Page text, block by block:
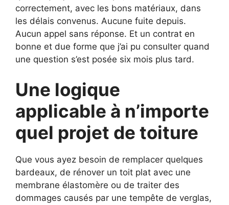
correctement, avec les bons matériaux, dans
les délais convenus. Aucune fuite depuis.
Aucun appel sans réponse. Et un contrat en
bonne et due forme que j’ai pu consulter quand
une question s’est posée six mois plus tard.
Une logique
applicable à n’importe
quel projet de toiture
Que vous ayez besoin de remplacer quelques
bardeaux, de rénover un toit plat avec une
membrane élastomère ou de traiter des
dommages causés par une tempête de verglas,